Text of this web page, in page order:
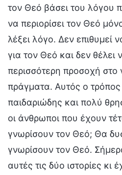
τον Θεό βάσει του λόγου
να περιορίσει τον Θεό
λέξει λόγο. Δεν επιθυμεί
για τον Θεό και δεν θέλει
περισσότερη προσοχή στο
πράγματα. Αυτός ο τρόπος
παιδαριώδης και πολύ
οι άνθρωποι που έχουν
γνωρίσουν τον Θεό; Θα
γνωρίσουν τον Θεό.
αυτές τις δύο ιστορίες κι